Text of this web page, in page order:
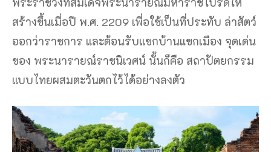
สร้างขึ้นเมื่อปี พ.ศ. 2209 เพื่อใช้เป็นที่ประทับ ล่าสัตว์
ออกว่าราชการ และต้อนรับแขกบ้านแขกเมือง จุดเด่น
ของ พระนารายณ์ราชนิเวศน์ นั้นก็คือ สถาปัตยกรรม
แบบไทยผสมตะวันตกไว้ได้อย่างลงตัว